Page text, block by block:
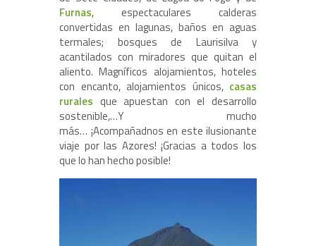
Furnas, espectaculares calderas
convertidas en lagunas, baños en aguas
termales; bosques de Laurisilva y
acantilados con miradores que quitan el
aliento. Magníficos alojamientos, hoteles
con encanto, alojamientos únicos, casas
rurales que apuestan con el desarrollo
sostenible,…Y mucho
más… ¡Acompañadnos en este ilusionante
viaje por las Azores! ¡Gracias a todos los
que lo han hecho posible!